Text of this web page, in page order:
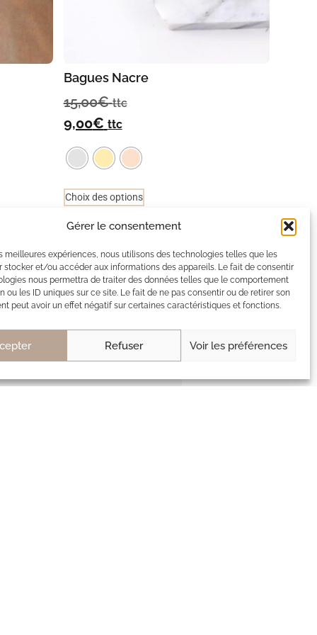
Gérer le consentement
meilleures expériences, nous utilisons des technologies telles que les
stocker et/ou accéder aux informations des appareils. Le fait de consentir
nous permettra de traiter des données telles que le comportement
ou les ID uniques sur ce site. Le fait de ne pas consentir ou de retirer son
peut avoir un effet négatif sur certaines caractéristiques et fonctions.
Refuser Voir les préférences
Bagues Nacre
15,00€ ttc
9,00€ ttc
Choix des options